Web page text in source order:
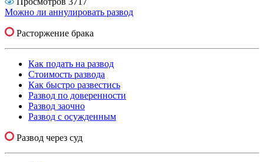
Можно ли аннулировать развод
Расторжение брака
Как подать на развод
Стоимость развода
Как быстро развестись
Развод по доверенности
Развод заочно
Развод с осужденным
Развод через суд